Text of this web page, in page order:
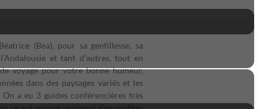
(Bea), pour sa gentillesse, sa
et tant d’autres, tout en
voyage pour votre bonne humeur,
dans des paysages variés et les
a eu 3 guides conférencières très